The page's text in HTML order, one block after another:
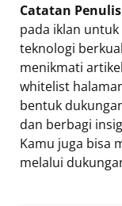
Catatan
pada iklan
teknologi
menikmati
whitelist
bentuk
dan berbagi
Kamu juga bisa
melalui